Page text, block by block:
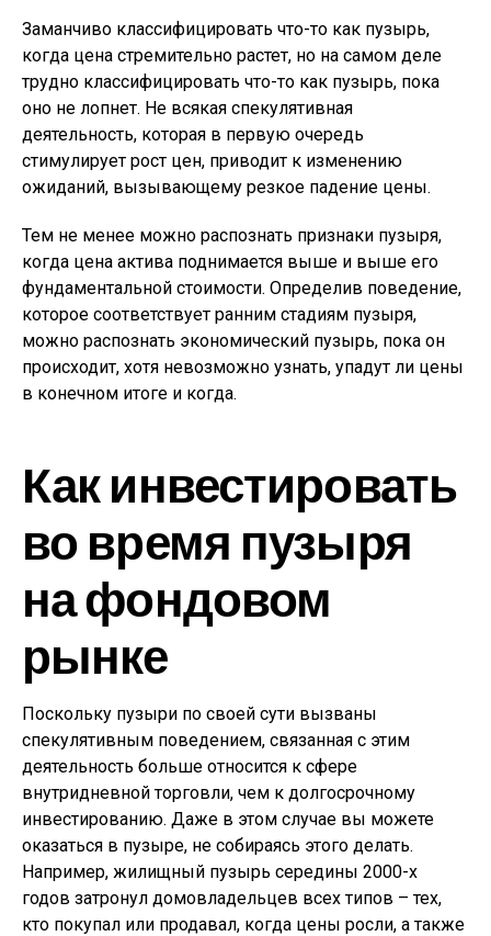
Заманчиво классифицировать что-то как пузырь,
когда цена стремительно растет, но на самом деле
трудно классифицировать что-то как пузырь, пока
оно не лопнет. Не всякая спекулятивная
деятельность, которая в первую очередь
стимулирует рост цен, приводит к изменению
ожиданий, вызывающему резкое падение цены.
Тем не менее можно распознать признаки пузыря,
когда цена актива поднимается выше и выше его
фундаментальной стоимости. Определив поведение,
которое соответствует ранним стадиям пузыря,
можно распознать экономический пузырь, пока он
происходит, хотя невозможно узнать, упадут ли цены
в конечном итоге и когда.
Как инвестировать
во время пузыря
на фондовом
рынке
Поскольку пузыри по своей сути вызваны
спекулятивным поведением, связанная с этим
деятельность больше относится к сфере
внутридневной торговли, чем к долгосрочному
инвестированию. Даже в этом случае вы можете
оказаться в пузыре, не собираясь этого делать.
Например, жилищный пузырь середины 2000-х
годов затронул домовладельцев всех типов – тех,
кто покупал или продавал, когда цены росли, а также